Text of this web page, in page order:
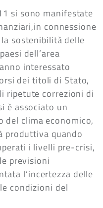
si sono manifestate
connessione
sostenibilità delle
dell’area
interessato
dei titoli di Stato,
ripetute correzioni di
è associato un
del clima economico,
produttiva quando
i livelli pre-crisi,
previsioni
l’incertezza delle
condizioni del